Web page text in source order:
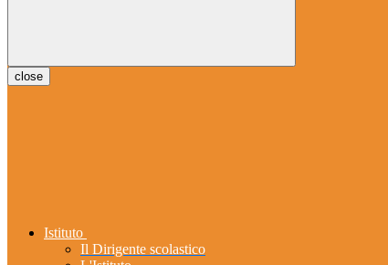
close
Istituto
Il Dirigente scolastico